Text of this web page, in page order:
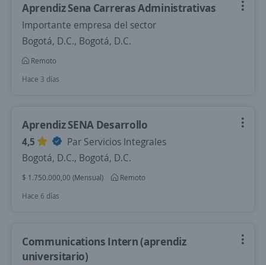
Aprendiz Sena Carreras Administrativas
Importante empresa del sector
Bogotá, D.C., Bogotá, D.C.
Remoto
Hace 3 días
Aprendiz SENA Desarrollo
4,5
Par Servicios Integrales
Bogotá, D.C., Bogotá, D.C.
$ 1.750.000,00 (Mensual)
Remoto
Hace 6 días
Communications Intern (aprendiz
universitario)